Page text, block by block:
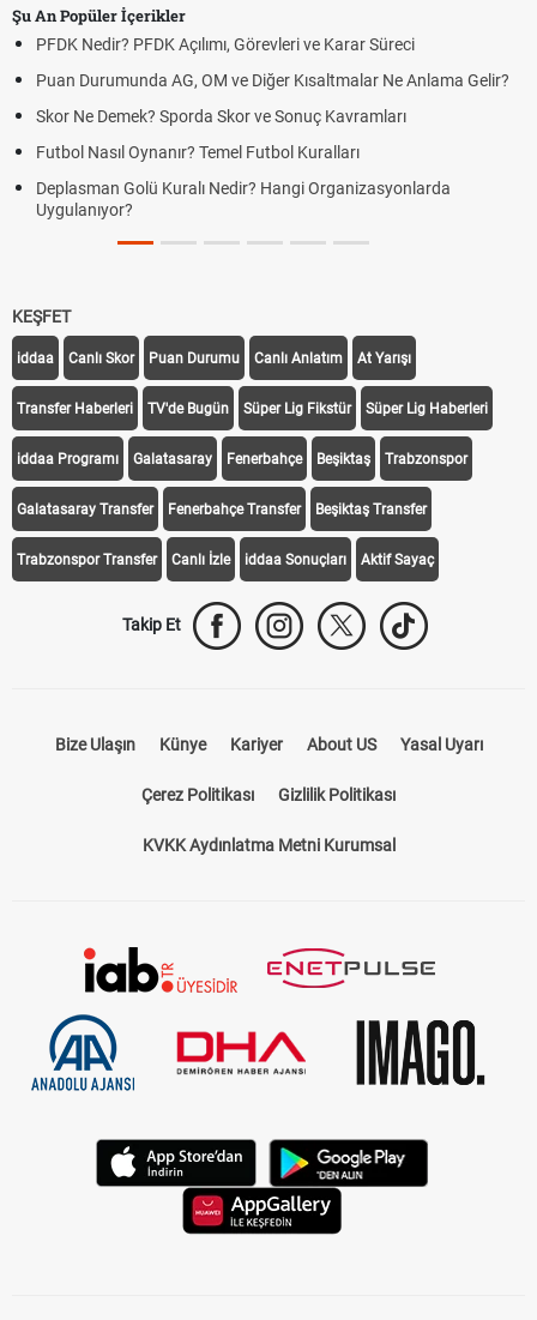
Şu An Popüler İçerikler
PFDK Nedir? PFDK Açılımı, Görevleri ve Karar Süreci
Puan Durumunda AG, OM ve Diğer Kısaltmalar Ne Anlama Gelir?
Skor Ne Demek? Sporda Skor ve Sonuç Kavramları
Futbol Nasıl Oynanır? Temel Futbol Kuralları
Deplasman Golü Kuralı Nedir? Hangi Organizasyonlarda
Uygulanıyor?
KEŞFET
iddaa Canlı Skor Puan Durumu Canlı Anlatım At Yarışı
Transfer Haberleri TV'de Bugün Süper Lig Fikstür Süper Lig Haberleri
iddaa Programı Galatasaray Fenerbahçe Beşiktaş Trabzonspor
Galatasaray Transfer Fenerbahçe Transfer Beşiktaş Transfer
Trabzonspor Transfer Canlı İzle iddaa Sonuçları Aktif Sayaç
Takip Et
Bize Ulaşın Künye Kariyer About US Yasal Uyarı
Çerez Politikası Gizlilik Politikası
KVKK Aydınlatma Metni Kurumsal